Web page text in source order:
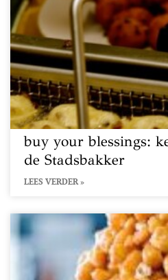
buy your blessings:
de Stadsbakker
LEES VERDER »